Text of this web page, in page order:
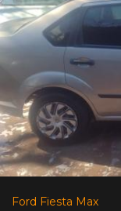
Ford Fiesta Max